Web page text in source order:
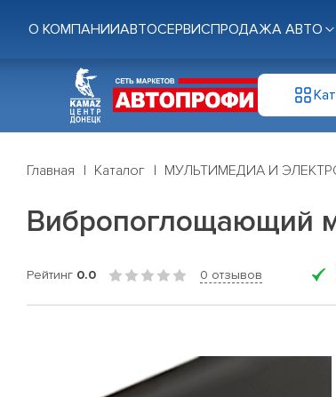
О КОМПАНИИАВТОСЕРВИСПРОДАЖА АВТО
Главная Каталог МУЛЬТИМЕДИА И
Вибропоглощающий
Рейтинг 0.0 0 отзывов